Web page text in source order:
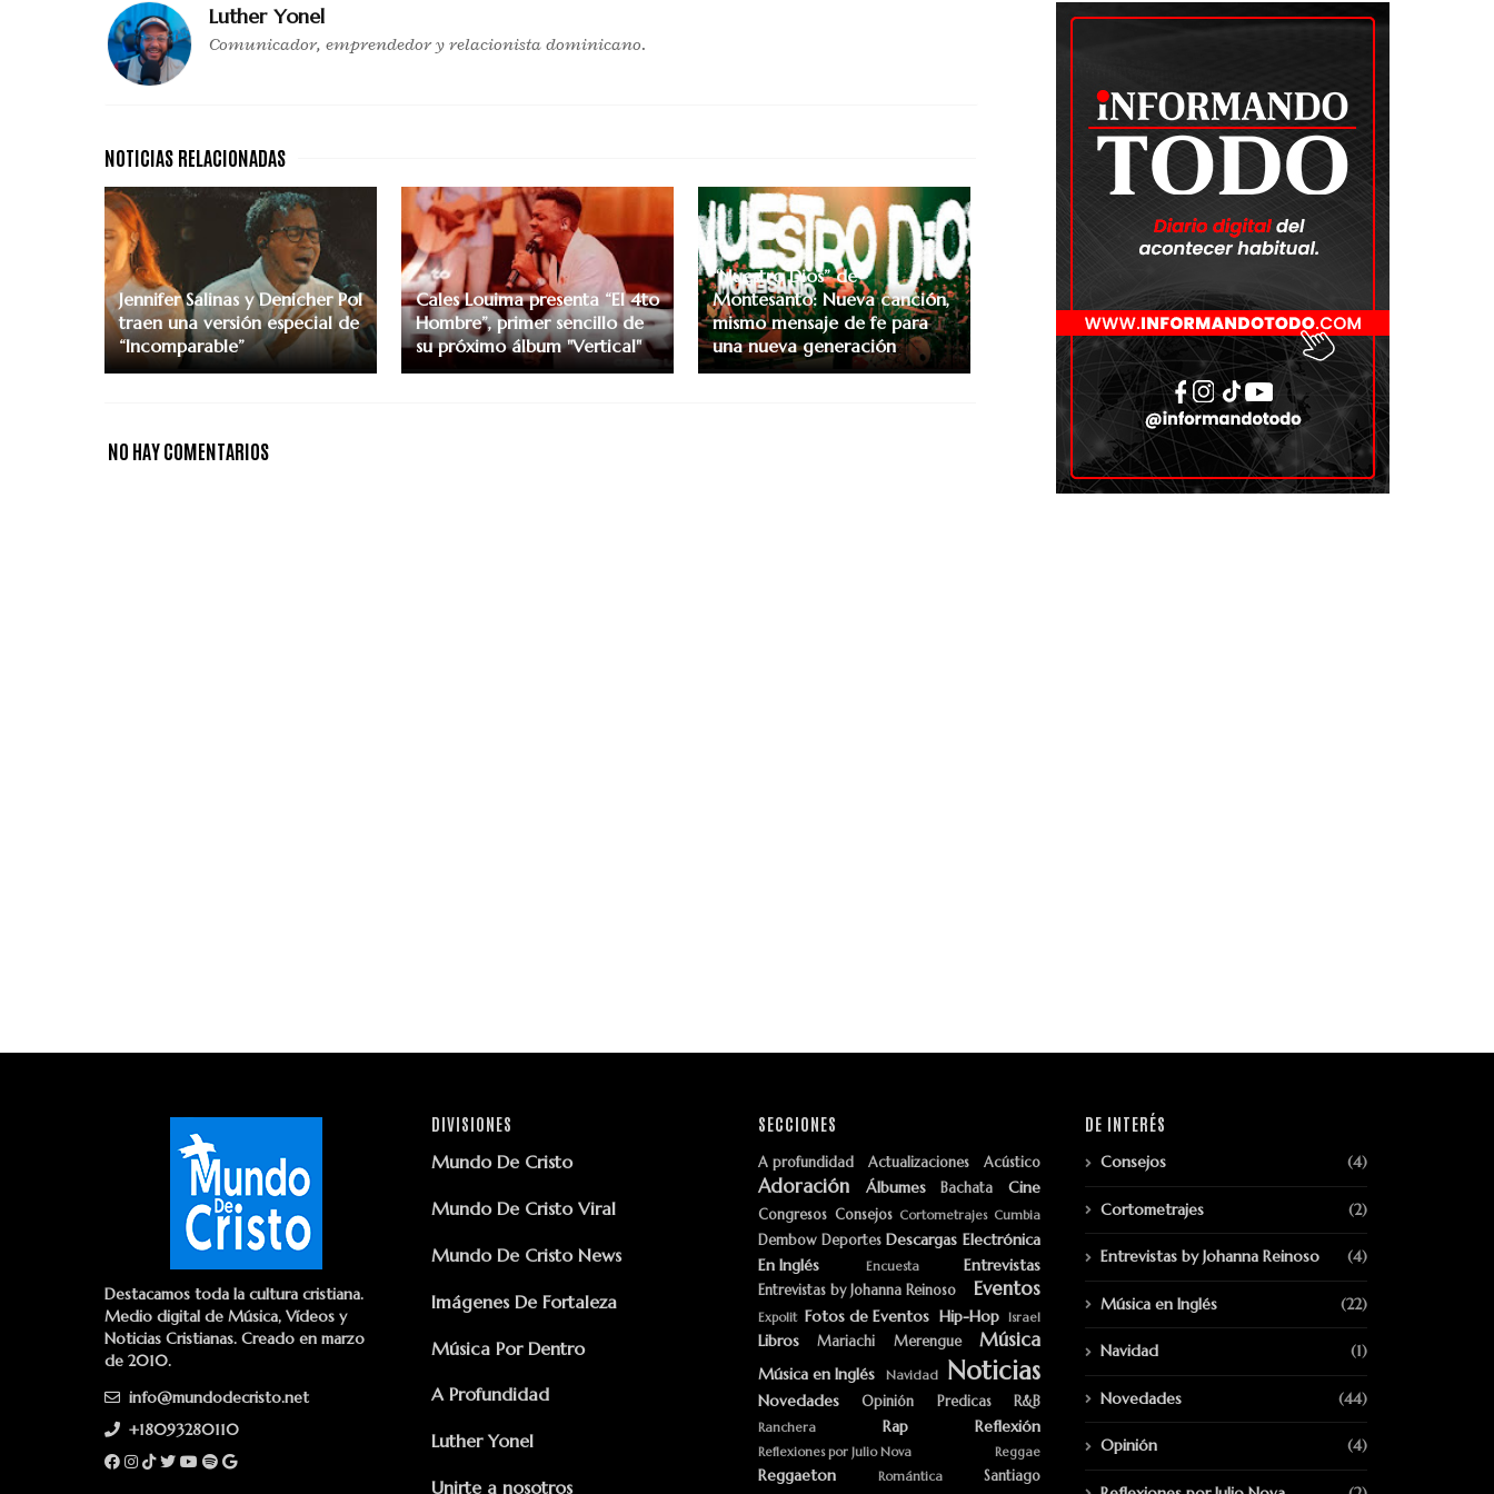
Luther Yonel
Comunicador, emprendedor y relacionista dominicano.
Jennifer Salinas y Denicher Pol
traen una versión especial de
“Incomparable”
Cales Louima presenta “El 4to
Hombre”, primer sencillo de
su próximo álbum "Vertical"
“Nuestro Dios” de
Montesanto: Nueva canción,
mismo mensaje de fe para
una nueva generación
NO HAY COMENTARIOS
Destacamos toda la cultura cristiana.
Medio digital de Música, Vídeos y
Noticias Cristianas. Creado en marzo
de 2010.
info@mundodecristo.net
+18093280110
DIVISIONES
Mundo De Cristo
Mundo De Cristo Viral
Mundo De Cristo News
Imágenes De Fortaleza
Música Por Dentro
A Profundidad
Luther Yonel
Unirte a nosotros
SECCIONES
A profundidad Actualizaciones Acústico
Adoración Álbumes Bachata Cine
Congresos Consejos Cortometrajes Cumbia
Dembow Deportes Descargas Electrónica
En Inglés
Encuesta Entrevistas
Entrevistas by Johanna Reinoso Eventos
Expolit Fotos de Eventos Hip-Hop Israel
Libros Mariachi Merengue Música
Música en Inglés Navidad Noticias
Novedades Opinión Predicas R&B
Ranchera Rap Reflexión
Reflexiones por Julio Nova Reggae
Reggaeton Romántica
Santiago
DE INTERÉS
Consejos (4)
Cortometrajes (2)
Entrevistas by Johanna Reinoso (4)
Música en Inglés (22)
Navidad (1)
Novedades (44)
Opinión (4)